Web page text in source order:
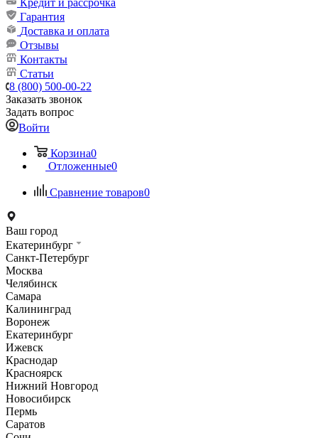
Кредит и рассрочка
Гарантия
Доставка и оплата
Отзывы
Контакты
Статьи
8 (800) 500-00-22
Заказать звонок
Задать вопрос
Войти
Корзина0
Отложенные0
Сравнение товаров0
Ваш город
Екатеринбург
Санкт-Петербург
Москва
Челябинск
Самара
Калининград
Воронеж
Екатеринбург
Ижевск
Краснодар
Красноярск
Нижний Новгород
Новосибирск
Пермь
Саратов